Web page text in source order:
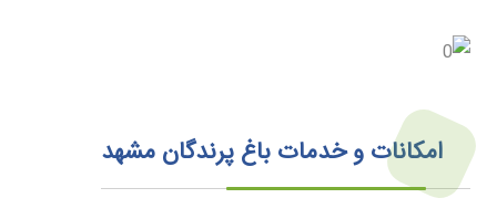
امکانات و خدمات باغ پرندگان مشهد